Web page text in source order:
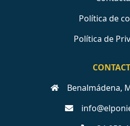
Política de
Política de
Benalmádena,